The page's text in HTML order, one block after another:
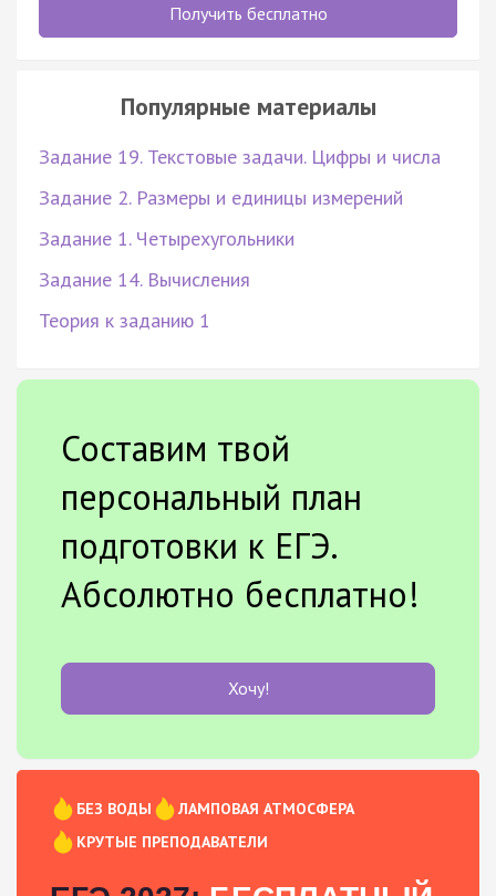
Получить бесплатно
Популярные материалы
Задание 19. Текстовые задачи. Цифры и числа
Задание 2. Размеры и единицы измерений
Задание 1. Четырехугольники
Задание 14. Вычисления
Теория к заданию 1
Составим твой
персональный план
подготовки к ЕГЭ.
Абсолютно бесплатно!
Хочу!
БЕЗ ВОДЫ
ЛАМПОВАЯ АТМОСФЕРА
КРУТЫЕ ПРЕПОДАВАТЕЛИ